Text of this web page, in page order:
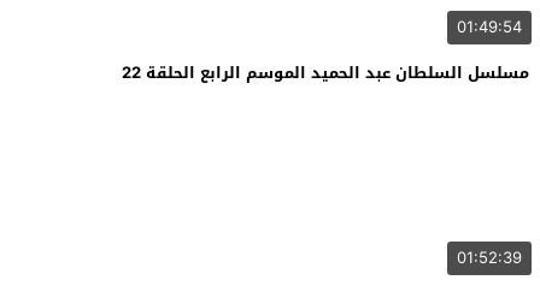
01:49:54
مسلسل السلطان عبد الحميد الموسم الرابع الحلقة 22
01:52:39